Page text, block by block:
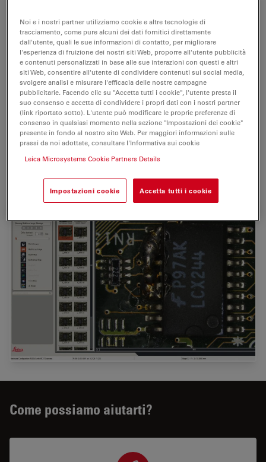
microscopi motorizzatiLeica e le fotocamere digitali
per offrire un'unica interfaccia utente professionale ma
facile da usare.
Grazie aLAS le automazioni consentono di eseguire
più velocemente le operazioni di routine e leanalisi per
la ricerca, pur garantendo un funzionamento semplice.
imaging in tempo reale e adalta risoluzioneviene
utilizzato per molte applicazioni in campo industriale e
nelle scienze biologiche, come l'entomologia
Come possiamo aiutarti?
Noi e i nostri partner utilizziamo cookie e altre tecnologie di
tracciamento, come pure alcuni dei dati fornitici direttamente
dall'utente, quali le sue informazioni di contatto, per migliorare
l'esperienza di fruizione dei nostri siti Web, proporre all'utente pubblicità
e contenuti personalizzati in base alle sue interazioni con questi e altri
siti Web, consentire all'utente di condividere contenuti sui social media,
svolgere analisi e misurare l'efficacia delle nostre campagne
pubblicitarie. Facendo clic su "Accetta tutti i cookie", l'utente presta il
suo consenso e accetta di condividere i propri dati con i nostri partner
(link riportato sotto). L'utente può modificare le proprie preferenze di
consenso in qualsiasi momento nella sezione "Impostazioni dei cookie"
presente in fondo al nostro sito Web. Per maggiori informazioni sulle
prassi da noi adottate, consultare l'Informativa sui cookie
Leica Microsystems Cookie Partners Details
Impostazioni cookie Accetta tutti i cookie